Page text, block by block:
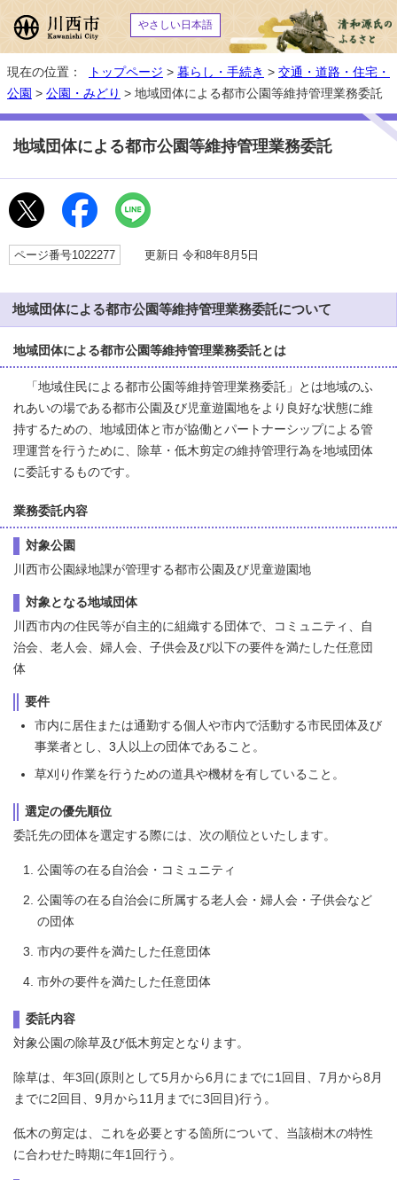
やさしい日本語
現在の位置： トップページ > 暮らし・手続き > 交通・道路・住宅・
公園 > 公園・みどり > 地域団体による都市公園等維持管理業務委託
地域団体による都市公園等維持管理業務委託
ページ番号1022277 更新日 令和8年8月5日
地域団体による都市公園等維持管理業務委託について
地域団体による都市公園等維持管理業務委託とは
「地域住民による都市公園等維持管理業務委託」とは地域のふ
れあいの場である都市公園及び児童遊園地をより良好な状態に維
持するための、地域団体と市が協働とパートナーシップによる管
理運営を行うために、除草・低木剪定の維持管理行為を地域団体
に委託するものです。
業務委託内容
対象公園
川西市公園緑地課が管理する都市公園及び児童遊園地
対象となる地域団体
川西市内の住民等が自主的に組織する団体で、コミュニティ、自
治会、老人会、婦人会、子供会及び以下の要件を満たした任意団
体
要件
市内に居住または通勤する個人や市内で活動する市民団体及び
事業者とし、3人以上の団体であること。
草刈り作業を行うための道具や機材を有していること。
選定の優先順位
委託先の団体を選定する際には、次の順位といたします。
公園等の在る自治会・コミュニティ
公園等の在る自治会に所属する老人会・婦人会・子供会など
の団体
市内の要件を満たした任意団体
市外の要件を満たした任意団体
委託内容
対象公園の除草及び低木剪定となります。
除草は、年3回(原則として5月から6月にまでに1回目、7月から8月
までに2回目、9月から11月までに3回目)行う。
低木の剪定は、これを必要とする箇所について、当該樹木の特性
に合わせた時期に年1回行う。